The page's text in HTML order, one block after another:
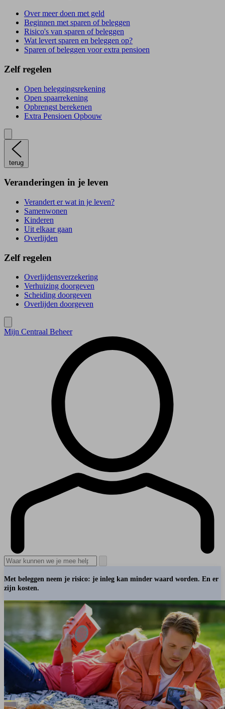
Over meer doen met geld
Beginnen met sparen of beleggen
Risico's van sparen of beleggen
Wat levert sparen en beleggen op?
Sparen of beleggen voor extra pensioen
Zelf regelen
Open beleggingsrekening
Open spaarrekening
Opbrengst berekenen
Extra Pensioen Opbouw
terug
Veranderingen in je leven
Verandert er wat in je leven?
Samenwonen
Kinderen
Uit elkaar gaan
Overlijden
Zelf regelen
Overlijdensverzekering
Verhuizing doorgeven
Scheiding doorgeven
Overlijden doorgeven
Mijn Centraal Beheer
Met beleggen neem je risico: je inleg kan minder waard worden. En er
zijn kosten.